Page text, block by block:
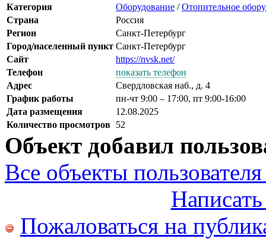
Категория Оборудование /Отопительное
Страна
Россия
Регион
Санкт-Петербург
Город/населенный пункт Санкт-Петербург
Сайт
https://nvsk.net/
Телефон
показать телефон
Адрес
Свердловская наб., д. 4
График работы
пн-чт 9:00 – 17:00, пт 9:00-16:00
Дата размещения
12.08.2025
Количество просмотров 52
Объект добавил
Все объекты
Пожаловаться на